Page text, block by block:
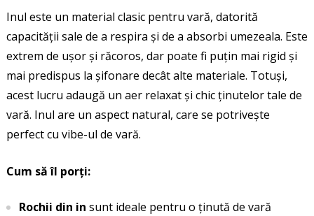
Inul este un material clasic pentru vară, datorită
capacității sale de a respira și de a absorbi umezeala. Este
extrem de ușor și răcoros, dar poate fi puțin mai rigid și
mai predispus la șifonare decât alte materiale. Totuși,
acest lucru adaugă un aer relaxat și chic ținutelor tale de
vară. Inul are un aspect natural, care se potrivește
perfect cu vibe-ul de vară.
Cum să îl porți:
Rochii din in sunt ideale pentru o ținută de vară